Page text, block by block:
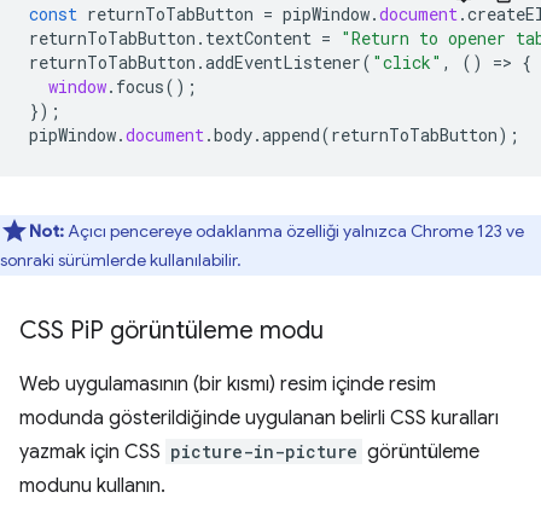
const returnToTabButton = pipWindow.document .
returnToTabButton . textContent = "Return to opener
returnToTabButton .addEventListener( "click" , () => {
window. focus();
});
pipWindow.document .body.append(returnToTabButton);
Not: Açıcı pencereye odaklanma özelliği yalnızca Chrome 123 ve
sonraki sürümlerde kullanılabilir.
CSS PiP görüntüleme modu
Web uygulamasının (bir kısmı) resim içinde resim
modunda gösterildiğinde uygulanan belirli CSS kuralları
yazmak için CSS picture-in-picture görüntüleme
modunu kullanın.